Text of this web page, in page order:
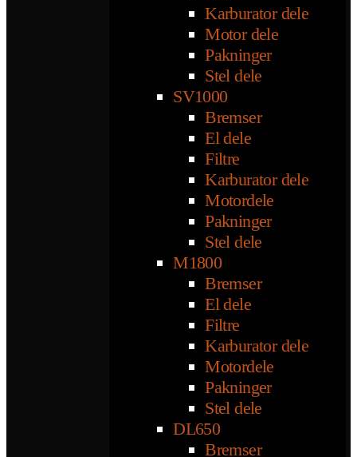
Karburator dele
Motor dele
Pakninger
Stel dele
SV1000
Bremser
El dele
Filtre
Karburator dele
Motordele
Pakninger
Stel dele
M1800
Bremser
El dele
Filtre
Karburator dele
Motordele
Pakninger
Stel dele
DL650
Bremser